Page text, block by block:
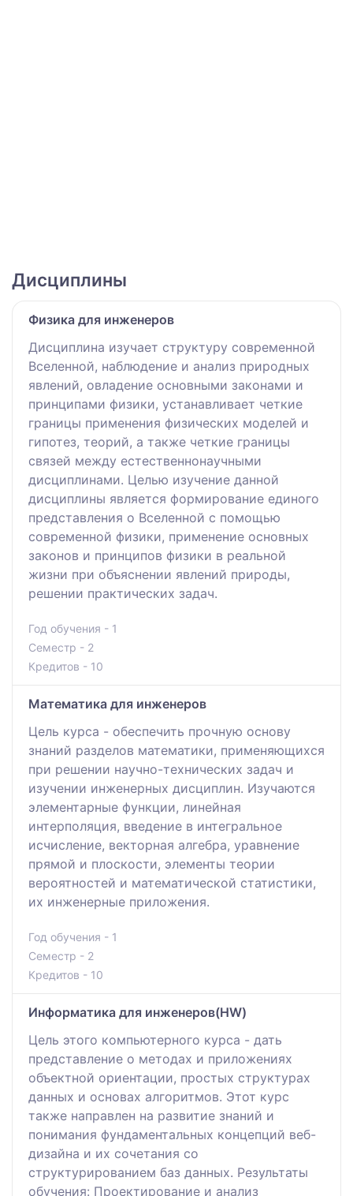
Дисциплины
Физика для инженеров
Дисциплина изучает структуру современной
Вселенной, наблюдение и анализ природных
явлений, овладение основными законами и
принципами физики, устанавливает четкие
границы применения физических моделей и
гипотез, теорий, а также четкие границы
связей между естественнонаучными
дисциплинами. Целью изучение данной
дисциплины является формирование единого
представления о Вселенной с помощью
современной физики, применение основных
законов и принципов физики в реальной
жизни при объяснении явлений природы,
решении практических задач.
Год обучения - 1
Семестр - 2
Кредитов - 10
Математика для инженеров
Цель курса - обеспечить прочную основу
знаний разделов математики, применяющихся
при решении научно-технических задач и
изучении инженерных дисциплин. Изучаются
элементарные функции, линейная
интерполяция, введение в интегральное
исчисление, векторная алгебра, уравнение
прямой и плоскости, элементы теории
вероятностей и математической статистики,
их инженерные приложения.
Год обучения - 1
Семестр - 2
Кредитов - 10
Информатика для инженеров(HW)
Цель этого компьютерного курса - дать
представление о методах и приложениях
объектной ориентации, простых структурах
данных и основах алгоритмов. Этот курс
также направлен на развитие знаний и
понимания фундаментальных концепций веб-
дизайна и их сочетания со
структурированием баз данных. Результаты
обучения: Проектирование и анализ